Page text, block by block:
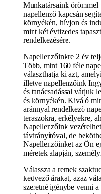
Munkatársaink
napellenző kapcsán
környékén, hívjon és
mint két évtizedes
rendelkezésére.
Napellenzőinkre 2 év
Több, mint 160 féle
választhatja ki azt,
illetve napellenzőink
és tanácsadással várjuk
és környékén. Kiváló
aránnyal rendelkező
teraszokra, erkélyekre,
Napellenzőink
távirányítóval, de
Napellenzőinket az Ön
méretek alapján,
Válassza a remek
kedvező árakat, azaz
szeretné igénybe venni